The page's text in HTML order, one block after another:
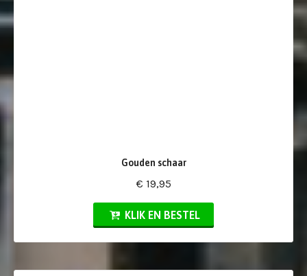
Gouden schaar
€ 19,95
KLIK EN BESTEL